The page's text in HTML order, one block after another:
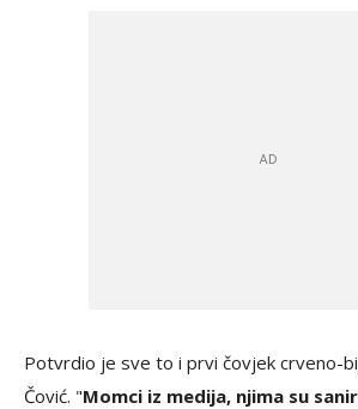
Potvrdio je sve to i prvi čovjek crveno-
Čović. "Momci iz medija, njima su